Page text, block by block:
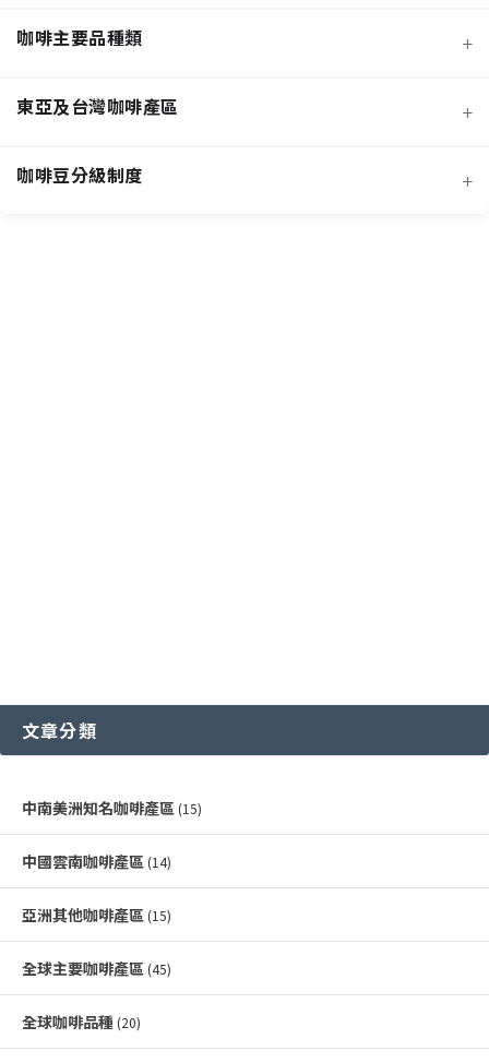
咖啡主要品種類 +
東亞及台灣咖啡產區 +
咖啡豆分級制度 +
文章分類
中南美洲知名咖啡產區 (15)
中國雲南咖啡產區 (14)
亞洲其他咖啡產區 (15)
全球主要咖啡產區 (45)
全球咖啡品種 (20)